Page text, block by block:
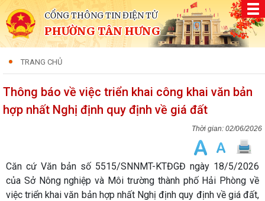
CỔNG THÔNG TIN ĐIỆN TỬ
PHƯỜNG TÂN HƯNG
TRANG CHỦ
Thông báo về việc triển khai công khai văn bản
hợp nhất Nghị định quy định về giá đất
02/06/2026
Căn cứ Văn bản số 5515/SNNMT-KTĐGĐ ngày 18/5/2026
của Sở Nông nghiệp và Môi trường thành phố Hải Phòng về
việc triển khai văn bản hợp nhất Nghị định quy định về giá đất,